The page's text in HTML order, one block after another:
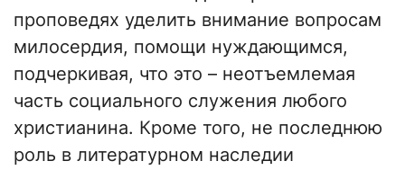
проповедях уделить внимание вопросам
милосердия, помощи нуждающимся,
подчеркивая, что это – неотъемлемая
часть социального служения любого
христианина. Кроме того, не последнюю
роль в литературном наследии